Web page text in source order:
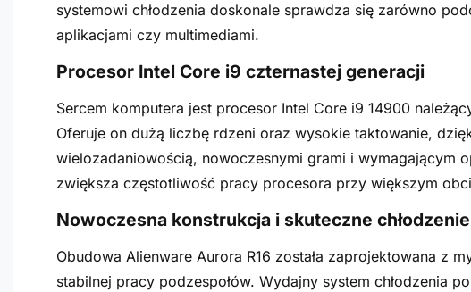
systemowi chłodzenia doskonale sprawdza się zarówno
aplikacjami czy multimediami.
Procesor Intel Core i9 czternastej generacji
Sercem komputera jest procesor Intel Core i9 14900
Oferuje on dużą liczbę rdzeni oraz wysokie taktowanie,
wielozadaniowością, nowoczesnymi grami i wymagającym
zwiększa częstotliwość pracy procesora przy większym
Nowoczesna konstrukcja i skuteczne chłodzenie
Obudowa Alienware Aurora R16 została zaprojektowana z
stabilnej pracy podzespołów. Wydajny system chłodzenia